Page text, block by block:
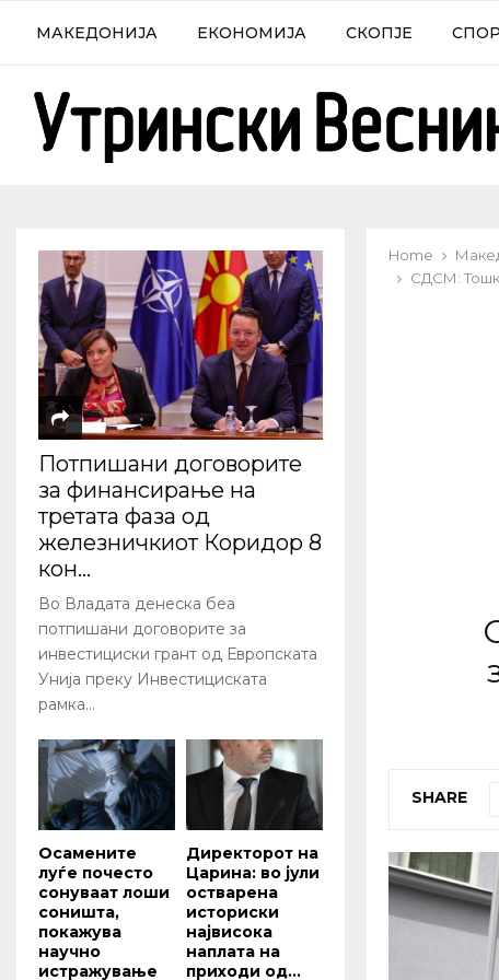
МАКЕДОНИЈА ЕКОНОМИЈА СКОПЈЕ
Home
СДСМ:
SHARE
Потпишани договорите
за финансирање на
третата фаза од
железничкиот Коридор 8
кон...
Во Владата денеска беа
потпишани договорите за
инвестициски грант од Европската
Унија преку Инвестициската
рамка...
Осамените
луѓе почесто
сонуваат лоши
соништа,
покажува
научно
истражување
Директорот на
Царина: во јули
остварена
историски
највисока
наплата на
приходи од...